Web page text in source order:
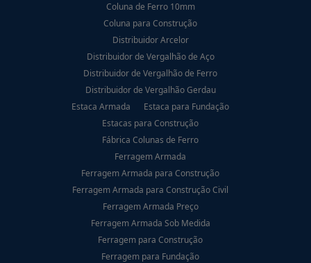
Coluna de Ferro 10mm
Coluna para Construção
Distribuidor Arcelor
Distribuidor de Vergalhão de Aço
Distribuidor de Vergalhão de Ferro
Distribuidor de Vergalhão Gerdau
Estaca Armada
Estaca para Fundação
Estacas para Construção
Fábrica Colunas de Ferro
Ferragem Armada
Ferragem Armada para Construção
Ferragem Armada para Construção Civil
Ferragem Armada Preço
Ferragem Armada Sob Medida
Ferragem para Construção
Ferragem para Fundação